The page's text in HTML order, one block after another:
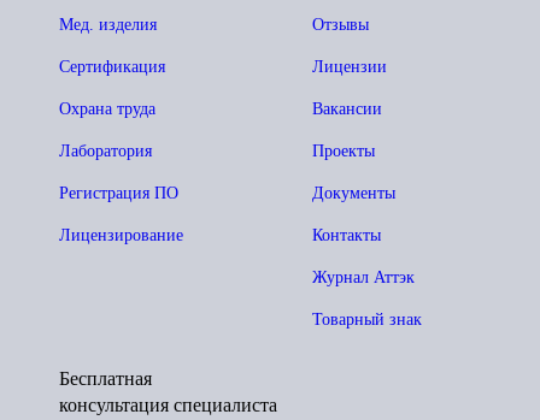
Отзывы
Лицензии
Вакансии
Проекты
Документы
Контакты
Журнал Аттэк
Товарный знак
Мед. изделия
Сертификация
Охрана труда
Лаборатория
Регистрация ПО
Лицензирование
Бесплатная
консультация специалиста